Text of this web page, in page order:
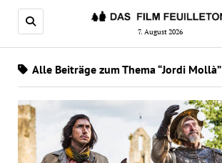
7. August 2026
Alle Beiträge zum Thema “Jordi Mollà”